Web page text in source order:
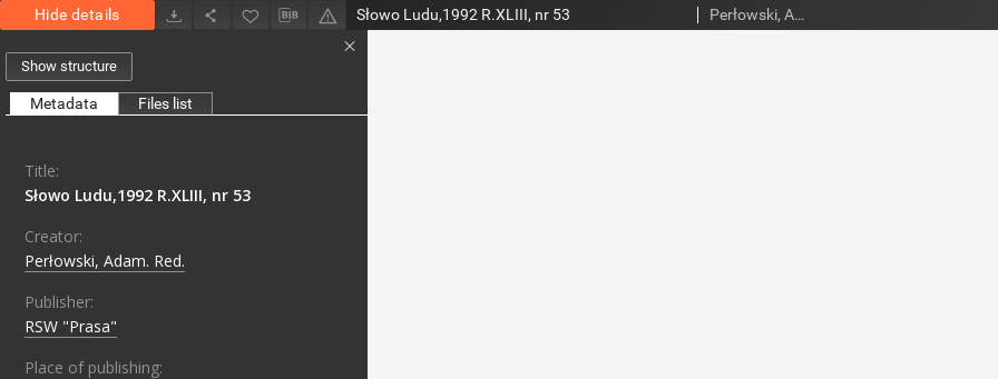
Hide details Słowo Ludu,1992 R.XLIII, nr 53 Perłowski, Adam. Red.
Show structure
Metadata Files list
Title:
Słowo Ludu,1992 R.XLIII, nr 53
Creator:
Perłowski, Adam. Red.
Publisher:
RSW "Prasa"
Place of publishing: